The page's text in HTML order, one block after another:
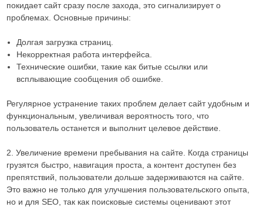
покидает сайт сразу после захода, это сигнализирует о
проблемах. Основные причины:
Долгая загрузка страниц.
Некорректная работа интерфейса.
Технические ошибки, такие как битые ссылки или
всплывающие сообщения об ошибке.
Регулярное устранение таких проблем делает сайт удобным и
функциональным, увеличивая вероятность того, что
пользователь останется и выполнит целевое действие.
2. Увеличение времени пребывания на сайте. Когда страницы
грузятся быстро, навигация проста, а контент доступен без
препятствий, пользователи дольше задерживаются на сайте.
Это важно не только для улучшения пользовательского опыта,
но и для SEO, так как поисковые системы оценивают этот